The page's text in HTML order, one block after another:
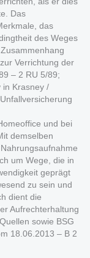
Das
das
des Weges
Verrichtung der
– 2 RU 5/89;
in Krasney /
und bei
demselben
um Wege, die in
geprägt
zu sein und
dient die
Aufrechterhaltung
sowie BSG
18.06.2013 – B 2